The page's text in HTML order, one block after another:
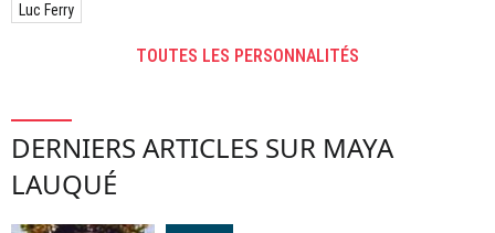
Luc Ferry
TOUTES LES PERSONNALITÉS
DERNIERS ARTICLES SUR MAYA
LAUQUÉ